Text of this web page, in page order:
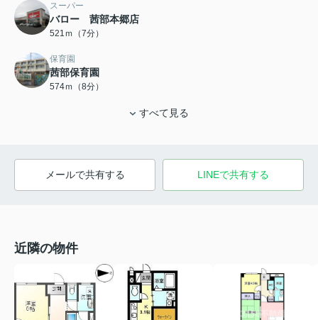
スーパー
バロー 茜部本郷店
521ｍ（7分）
保育園
茜部保育園
574ｍ（8分）
すべて見る
メールで共有する LINEで共有する
近隣の物件